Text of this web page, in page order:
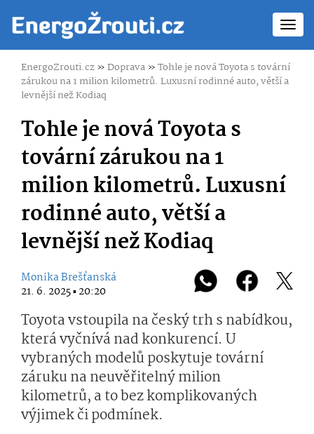
EnergoZrouti.cz»Doprava»Tohle je nová Toyota s tovární
zárukou na 1 milion kilometrů. Luxusní rodinné auto, větší a
levnější než Kodiaq
Tohle je nová Toyota s
tovární zárukou na 1
milion kilometrů. Luxusní
rodinné auto, větší a
levnější než Kodiaq
Monika Brešťanská
21. 6. 2025 ▪ 20:20
Toyota vstoupila na český trh s nabídkou,
která vyčnívá nad konkurencí. U
vybraných modelů poskytuje tovární
záruku na neuvěřitelný milion
kilometrů, a to bez komplikovaných
výjimek či podmínek.